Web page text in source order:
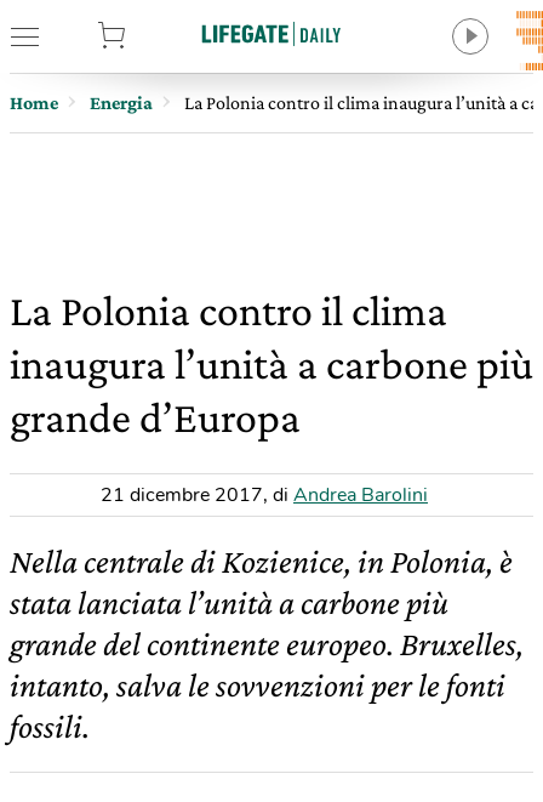
Home Energia La Polonia contro il clima inaugura l’unità a
La Polonia contro il clima
inaugura l’unità a carbone più
grande d’Europa
21 dicembre 2017, di Andrea Barolini
Nella centrale di Kozienice, in Polonia, è
stata lanciata l’unità a carbone più
grande del continente europeo. Bruxelles,
intanto, salva le sovvenzioni per le fonti
fossili.